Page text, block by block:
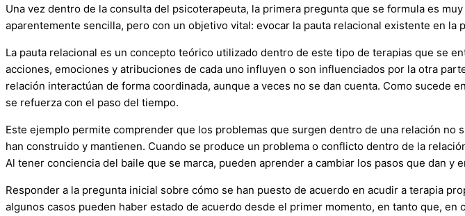
Una vez dentro de la consulta del psicoterapeuta, la primera pregunta que se formula es
aparentemente sencilla, pero con un objetivo vital: evocar la pauta relacional existente en la
La pauta relacional es un concepto teórico utilizado dentro de este tipo de terapias que se
acciones, emociones y atribuciones de cada uno influyen o son influenciados por la otra
relación interactúan de forma coordinada, aunque a veces no se dan cuenta. Como
se refuerza con el paso del tiempo.
Este ejemplo permite comprender que los problemas que surgen dentro de una relación
han construido y mantienen. Cuando se produce un problema o conflicto dentro de la
Al tener conciencia del baile que se marca, pueden aprender a cambiar los pasos que dan y
Responder a la pregunta inicial sobre cómo se han puesto de acuerdo en acudir a terapia
algunos casos pueden haber estado de acuerdo desde el primer momento, en tanto que,